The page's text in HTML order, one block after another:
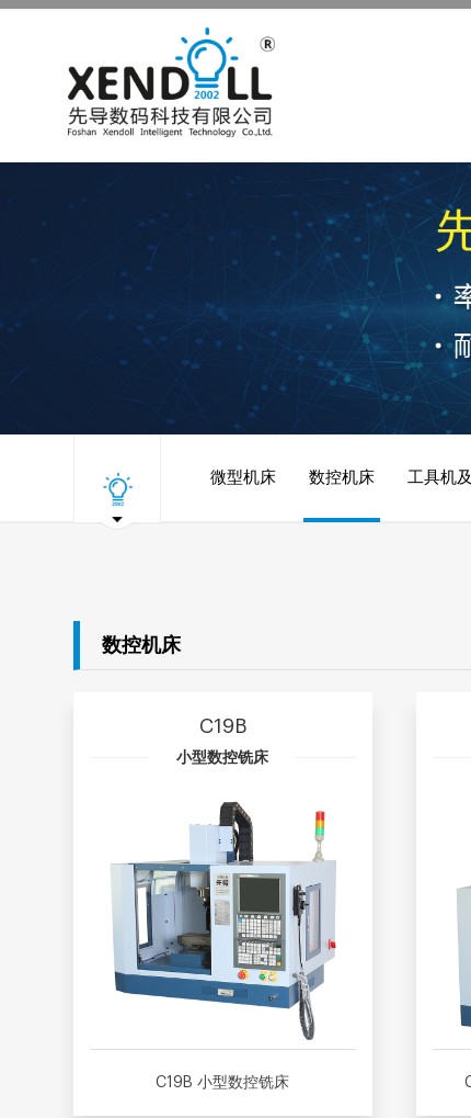
微型机床 数控机床 工具机
数控机床
C19B
小型数控铣床
C19B 小型数控铣床